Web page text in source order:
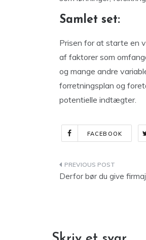
Samlet set:
Prisen for at starte en
af faktorer som
og mange andre
forretningsplan og
potentielle indtægter.
FACEBOOK
Derfor bør du give